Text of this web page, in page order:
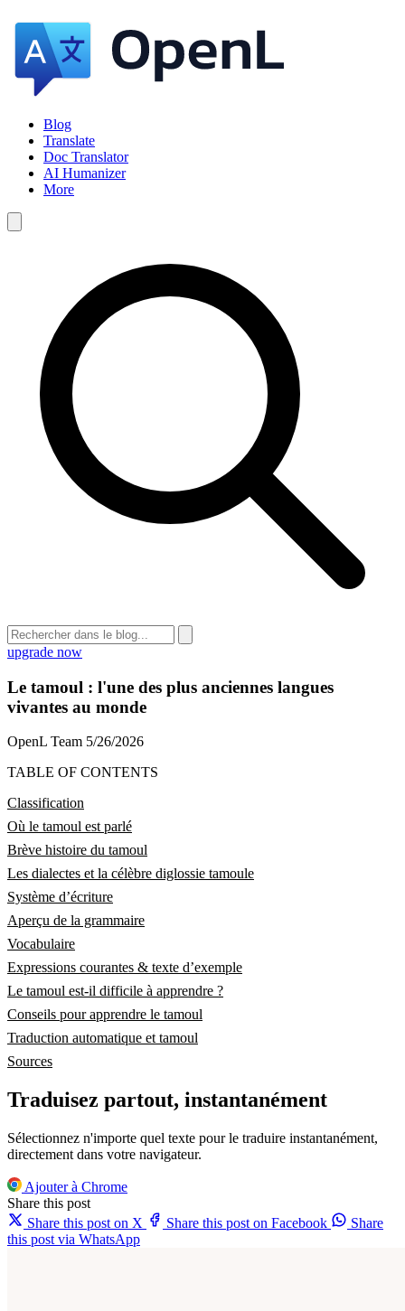
Blog
Translate
Doc Translator
AI Humanizer
More
upgrade now
Le tamoul : l'une des plus anciennes langues
vivantes au monde
OpenL Team 5/26/2026
TABLE OF CONTENTS
Classification
Où le tamoul est parlé
Brève histoire du tamoul
Les dialectes et la célèbre diglossie tamoule
Système d’écriture
Aperçu de la grammaire
Vocabulaire
Expressions courantes & texte d’exemple
Le tamoul est-il difficile à apprendre ?
Conseils pour apprendre le tamoul
Traduction automatique et tamoul
Sources
Traduisez partout, instantanément
Sélectionnez n'importe quel texte pour le traduire instantanément,
directement dans votre navigateur.
Ajouter à Chrome
Share this post
Share this post on X
Share this post on Facebook
Share
this post via WhatsApp